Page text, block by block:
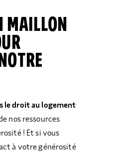
MAILLON
le droit au logement
nos ressources
! Et si vous
à votre générosité